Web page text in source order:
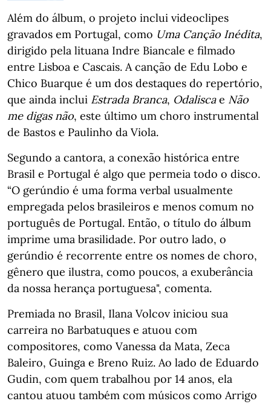
Além do álbum, o projeto inclui videoclipes
gravados em Portugal, como Uma Canção Inédita,
dirigido pela lituana Indre Biancale e filmado
entre Lisboa e Cascais. A canção de Edu Lobo e
Chico Buarque é um dos destaques do repertório,
que ainda inclui Estrada Branca, Odaliscae Não
me digas não, este último um choro instrumental
de Bastos e Paulinho da Viola.
Segundo a cantora, a conexão histórica entre
Brasil e Portugal é algo que permeia todo o disco.
“O gerúndio é uma forma verbal usualmente
empregada pelos brasileiros e menos comum no
português de Portugal. Então, o título do álbum
imprime uma brasilidade. Por outro lado, o
gerúndio é recorrente entre os nomes de choro,
gênero que ilustra, como poucos, a exuberância
da nossa herança portuguesa", comenta.
Premiada no Brasil, Ilana Volcov iniciou sua
carreira no Barbatuques e atuou com
compositores, como Vanessa da Mata, Zeca
Baleiro, Guinga e Breno Ruiz. Ao lado de Eduardo
Gudin, com quem trabalhou por 14 anos, ela
cantou atuou também com músicos como Arrigo